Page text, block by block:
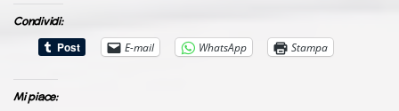
Condividi:
E-mail
WhatsApp Stampa
Mi piace: